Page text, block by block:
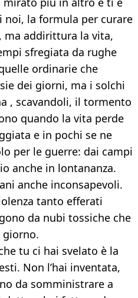
la formula per curare
addirittura la vita,
sfregiata da rughe
ordinarie che
dei giorni, ma i solchi
, scavandoli, il tormento
quando la vita perde
e in pochi se ne
per le guerre: dai campi
anche in lontananza.
anche inconsapevoli.
tanto efferati
da nubi tossiche che
tu ci hai svelato è la
Non l’hai inventata,
da somministrare a